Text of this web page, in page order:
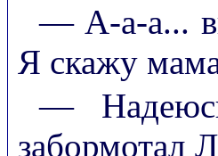
— А-а-а...
Я скажу
—
забормотал